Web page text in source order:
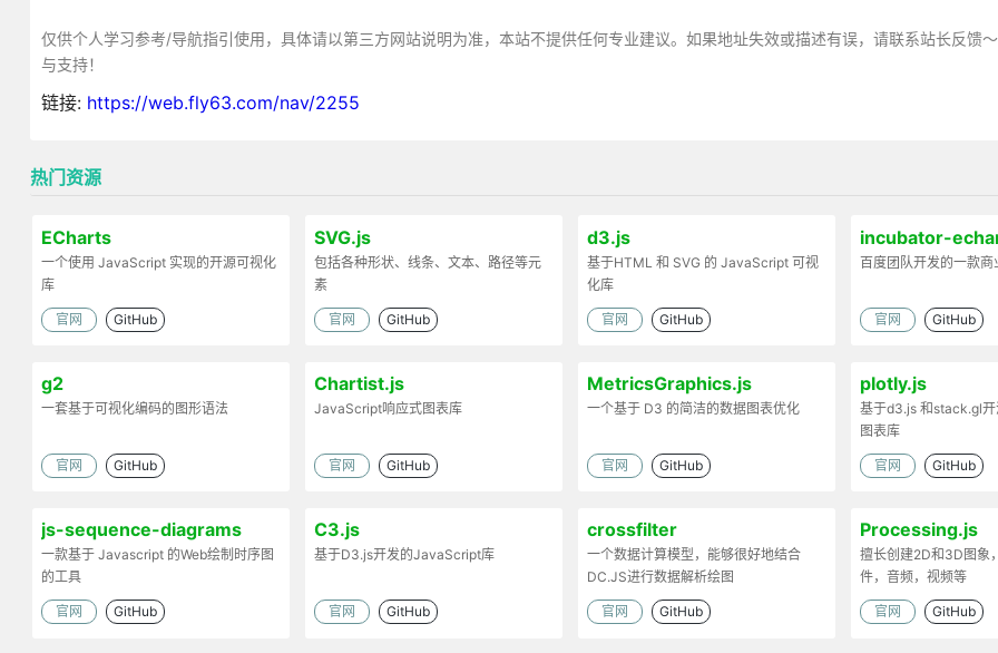
仅供个人学习参考/导航指引使用，具体请以第三方网站说明为准，本站不提供任何专业建议。如果地址失效或描述有误，请联系站长反馈
与支持！
链接: https://web.fly63.com/nav/2255
热门资源
ECharts
一个使用 JavaScript 实现的开源可视化
库
官网 GitHub
SVG.js
包括各种形状、线条、文本、路径等元
素
官网 GitHub
d3.js
基于HTML 和 SVG 的 JavaScript 可视
化库
官网 GitHub
incubator-
百度团队开发的一款商
官网 GitHub
g2
一套基于可视化编码的图形语法
官网 GitHub
Chartist.js
JavaScript响应式图表库
官网 GitHub
MetricsGraphics.js
一个基于 D3 的简洁的数据图表优化
官网 GitHub
plotly.js
基于d3.js 和stack.gl
图表库
官网 GitHub
js-sequence-diagrams
一款基于 Javascript 的Web绘制时序图
的工具
官网 GitHub
C3.js
基于D3.js开发的JavaScript库
官网 GitHub
crossfilter
一个数据计算模型，能够很好地结合
DC.JS进行数据解析绘图
官网 GitHub
Processing.js
擅长创建2D和3D图象
件，音频，视频等
官网 GitHub